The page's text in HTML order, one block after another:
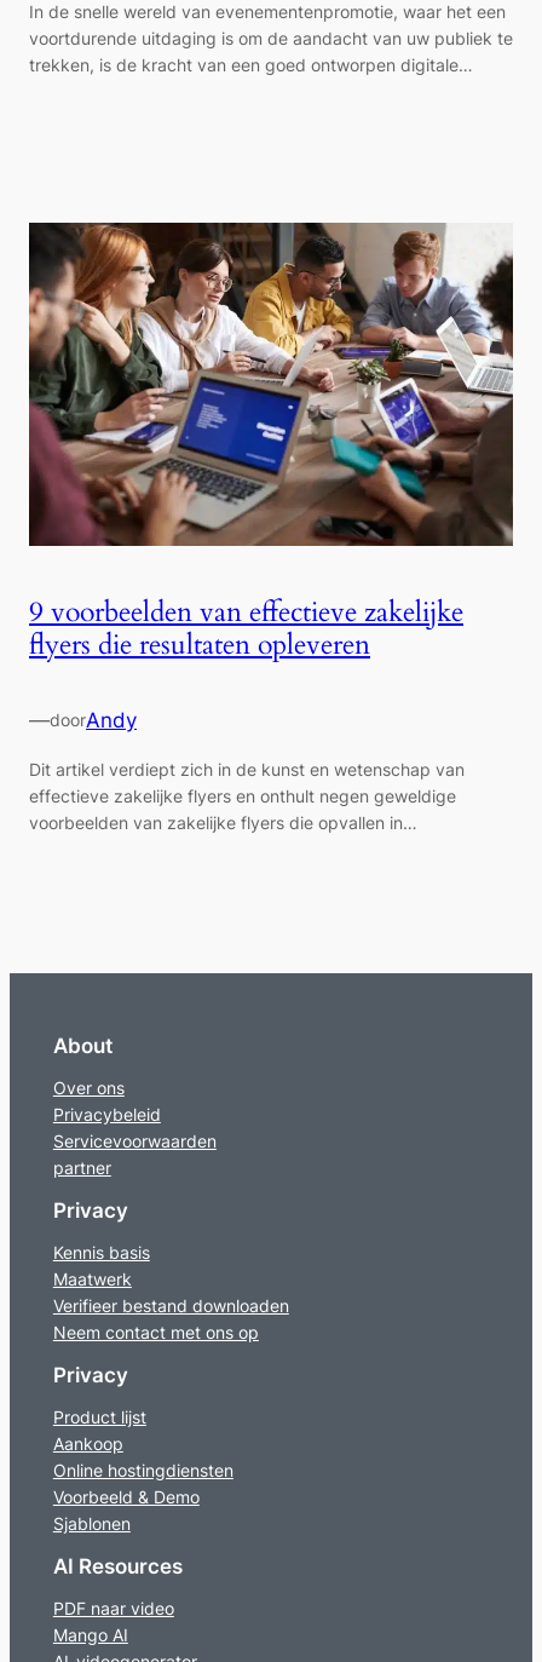
In de snelle wereld van evenementenpromotie, waar het een
voortdurende uitdaging is om de aandacht van uw publiek te
trekken, is de kracht van een goed ontworpen digitale…
9 voorbeelden van effectieve zakelijke
flyers die resultaten opleveren
—doorAndy
Dit artikel verdiept zich in de kunst en wetenschap van
effectieve zakelijke flyers en onthult negen geweldige
voorbeelden van zakelijke flyers die opvallen in…
About
Over ons
Privacybeleid
Servicevoorwaarden
partner
Privacy
Kennis basis
Maatwerk
Verifieer bestand downloaden
Neem contact met ons op
Privacy
Product lijst
Aankoop
Online hostingdiensten
Voorbeeld & Demo
Sjablonen
AI Resources
PDF naar video
Mango AI